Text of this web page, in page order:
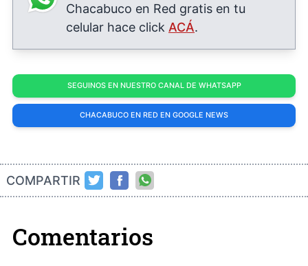
Chacabuco en Red gratis en tu
celular hace click ACÁ.
SEGUINOS EN NUESTRO CANAL DE WHATSAPP
CHACABUCO EN RED EN GOOGLE NEWS
COMPARTIR
Comentarios